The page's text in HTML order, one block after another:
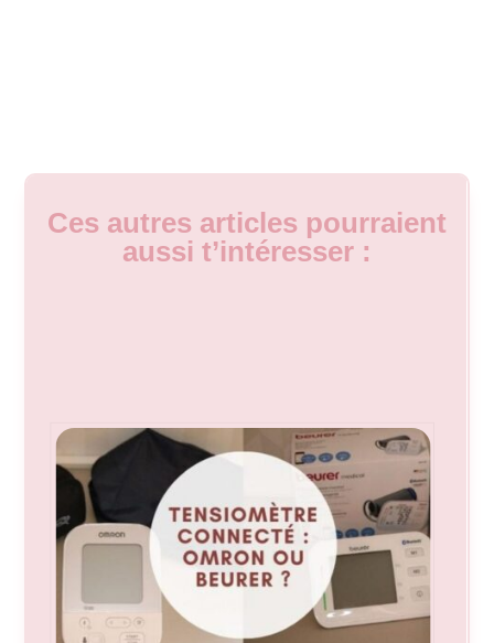
Ces autres articles pourraient
aussi t’intéresser :